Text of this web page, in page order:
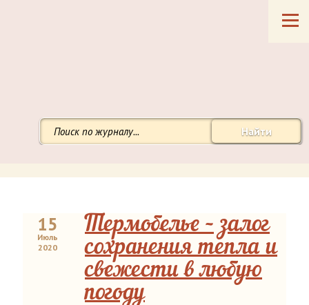
Найти
15
Июль
2020
Термобелье – залог
сохранения тепла и
свежести в любую
погоду